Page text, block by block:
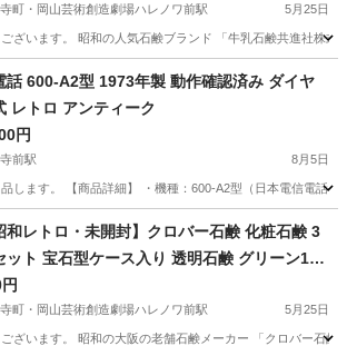
ンジ
町・岡山芸術創造劇場ハレノワ前駅 5月25日
ざいます。 昭和の人気石鹸ブランド 「牛乳石鹸共進社株
大寺町・岡山芸術創造劇場ハレノワ前駅 その他
話 600-A2型 1973年製 動作確認済み ダイヤ
レトロ アンティーク
円
前駅 8月5日
します。 【商品詳細】 ・機種：600-A2型（日本電信電話
雲寺前駅 電話、ＦＡＸ 黒電話
和レトロ・未開封】クロバー石鹸 化粧石鹸 3
ット 宝石型ケース入り 透明石鹸 グリーン1個
レンジ2個 当時物 デッドストック ディスプレ
レクション 廃盤品
町・岡山芸術創造劇場ハレノワ前駅 5月25日
ざいます。 昭和の大阪の老舗石鹸メーカー 「クロバー石